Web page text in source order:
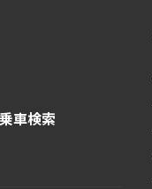
車検索